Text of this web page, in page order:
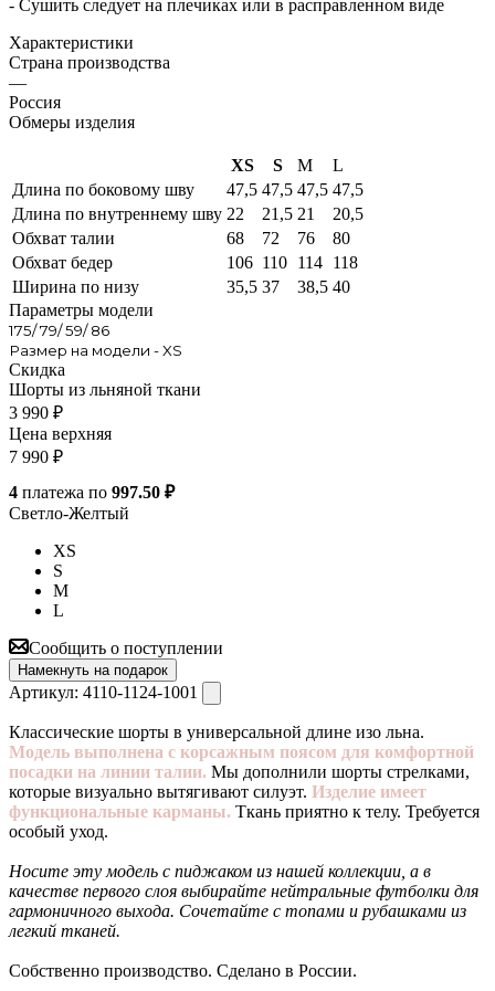
- Сушить следует на плечиках или в расправленном виде
Характеристики
Страна производства
—
Россия
Обмеры изделия
XS S M
L
Длина по боковому шву
47,5 47,5 47,5 47,5
Длина по внутреннему шву 22 21,5 21
20,5
Обхват талии
68 72 76
80
Обхват бедер
106 110 114 118
Ширина по низу
35,5 37 38,5 40
Параметры модели
175/ 79/ 59/ 86
Размер на модели - XS
Скидка
Шорты из льняной ткани
3 990 ₽
Цена верхняя
7 990 ₽
4 платежа по 997.50 ₽
Светло-Желтый
XS
S
M
L
Сообщить о поступлении
Намекнуть на подарок
Артикул: 4110-1124-1001
Классические шорты в универсальной длине изо льна.
Модель выполнена с корсажным поясом для комфортной
посадки на линии талии. Мы дополнили шорты стрелками,
которые визуально вытягивают силуэт. Изделие имеет
функциональные карманы. Ткань приятно к телу. Требуется
особый уход.
Носите эту модель с пиджаком из нашей коллекции, а в
качестве первого слоя выбирайте нейтральные футболки для
гармоничного выхода. Сочетайте с топами и рубашками из
легкий тканей.
Собственно производство. Сделано в России.